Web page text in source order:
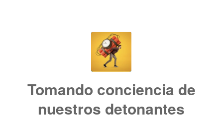
Tomando conciencia de
nuestros detonantes